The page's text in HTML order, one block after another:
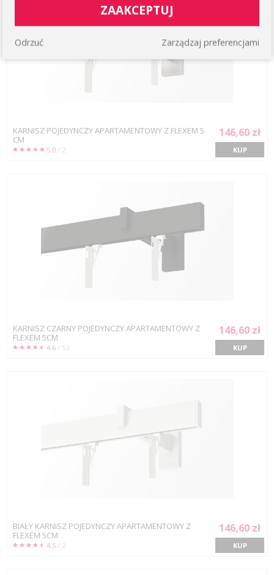
KARNISZ POJEDYNCZY APARTAMENTOWY Z FLEXEM 5
CM
5.0 / 2
146,60 zł
KUP
KARNISZ CZARNY POJEDYNCZY APARTAMENTOWY Z
FLEXEM 5CM
4.6 / 53
146,60 zł
KUP
BIAŁY KARNISZ POJEDYNCZY APARTAMENTOWY Z
FLEXEM 5CM
4.5 / 2
146,60 zł
KUP
ZAAKCEPTUJ
Zarządzaj preferencjami
Odrzuć